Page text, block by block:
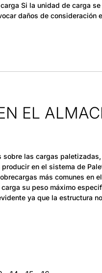
Si la unidad de carga
daños de consideración
EL
las cargas
en el sistema de
más comunes en
su peso máximo
ya que la estructura no